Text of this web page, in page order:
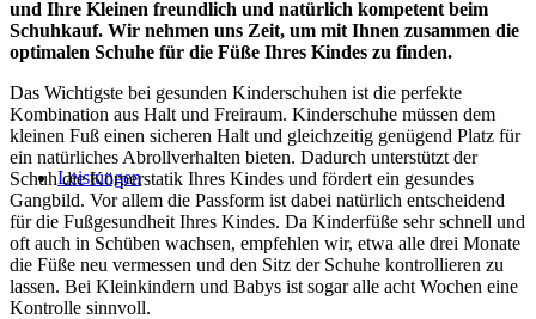
Leistungen
und Ihre Kleinen freundlich und natürlich kompetent beim
Schuhkauf. Wir nehmen uns Zeit, um mit Ihnen zusammen die
optimalen Schuhe für die Füße Ihres Kindes zu finden.
Das Wichtigste bei gesunden Kinderschuhen ist die perfekte
Kombination aus Halt und Freiraum. Kinderschuhe müssen dem
kleinen Fuß einen sicheren Halt und gleichzeitig genügend Platz für
ein natürliches Abrollverhalten bieten. Dadurch unterstützt der
Schuh die Körperstatik Ihres Kindes und fördert ein gesundes
Gangbild. Vor allem die Passform ist dabei natürlich entscheidend
für die Fußgesundheit Ihres Kindes. Da Kinderfüße sehr schnell und
oft auch in Schüben wachsen, empfehlen wir, etwa alle drei Monate
die Füße neu vermessen und den Sitz der Schuhe kontrollieren zu
lassen. Bei Kleinkindern und Babys ist sogar alle acht Wochen eine
Kontrolle sinnvoll.